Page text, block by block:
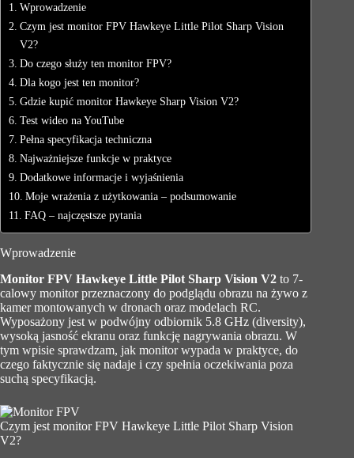
Wprowadzenie
Czym jest monitor FPV Hawkeye Little Pilot Sharp Vision
V2?
Do czego służy ten monitor FPV?
Dla kogo jest ten monitor?
Gdzie kupić monitor Hawkeye Sharp Vision V2?
Test wideo na YouTube
Pełna specyfikacja techniczna
Najważniejsze funkcje w praktyce
Dodatkowe informacje i wyjaśnienia
Moje wrażenia z użytkowania – podsumowanie
FAQ – najczęstsze pytania
Wprowadzenie
Monitor FPV Hawkeye Little Pilot Sharp Vision V2 to 7-
calowy monitor przeznaczony do podglądu obrazu na żywo z
kamer montowanych w dronach oraz modelach RC.
Wyposażony jest w podwójny odbiornik 5.8 GHz (diversity),
wysoką jasność ekranu oraz funkcję nagrywania obrazu. W
tym wpisie sprawdzam, jak monitor wypada w praktyce, do
czego faktycznie się nadaje i czy spełnia oczekiwania poza
suchą specyfikacją.
Czym jest monitor FPV Hawkeye Little Pilot Sharp Vision
V2?